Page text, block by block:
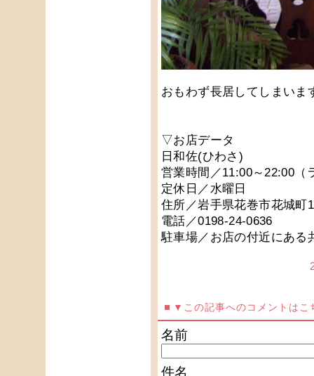
おもわず長居してしまいま
▽お店データ
日和佐(ひわさ)
営業時間／11:00～22:00（
定休日／水曜日
住所／岩手県花巻市花城町
電話／0198-24-0636
駐車場／お店の付近にある
▼この記事へのコメントはこ
名前
件名